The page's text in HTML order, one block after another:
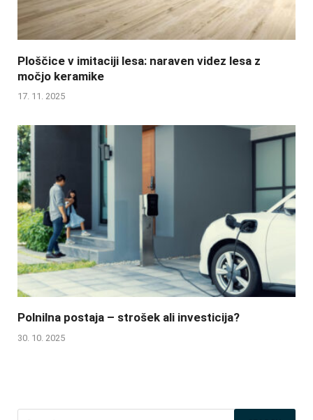
Ploščice v imitaciji lesa: naraven videz lesa z
močjo keramike
17. 11. 2025
Polnilna postaja – strošek ali investicija?
30. 10. 2025